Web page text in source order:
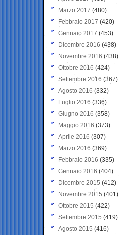
Marzo 2017 (480)
Febbraio 2017 (420)
Gennaio 2017 (453)
Dicembre 2016 (438)
Novembre 2016 (438)
Ottobre 2016 (424)
Settembre 2016 (367)
Agosto 2016 (332)
Luglio 2016 (336)
Giugno 2016 (358)
Maggio 2016 (373)
Aprile 2016 (307)
Marzo 2016 (369)
Febbraio 2016 (335)
Gennaio 2016 (404)
Dicembre 2015 (412)
Novembre 2015 (401)
Ottobre 2015 (422)
Settembre 2015 (419)
Agosto 2015 (416)